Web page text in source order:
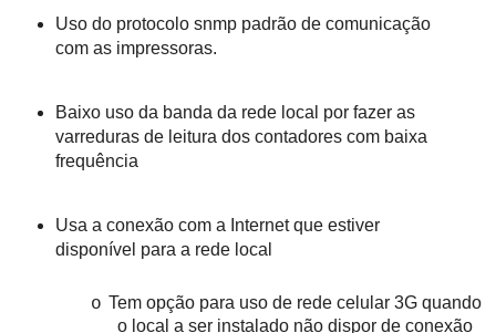
Uso do protocolo snmp padrão de comunicação
com as impressoras.
Baixo uso da banda da rede local por fazer as
varreduras de leitura dos contadores com baixa
frequência
Usa a conexão com a Internet que estiver
disponível para a rede local
o Tem opção para uso de rede celular 3G quando
o local a ser instalado não dispor de conexão